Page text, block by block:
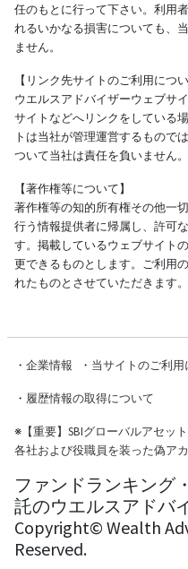
任のもとに行って下さい。利用
れるいかなる損害についても、
ません。
【リンク先サイトのご利用につい
ウエルスアドバイザーウェブサ
サイトなどへリンクをしている
トは当社が管理運営するもので
ついて当社は責任を負いません。
【著作権等について】
著作権等の知的所有権その他一
行う情報提供者に帰属し、許可
す。掲載しているウェブサイト
更できるものとします。ご利用
れたものとさせていただきます。
・ 企業情報 ・ 当サイトのご利用
・ 履歴情報の取得について
※【重要】SBIグローバルアセッ
各社および役職員を装った偽ア
ファンドランキング
託のウエルスアドバ
Copyright© Wealth
Reserved.